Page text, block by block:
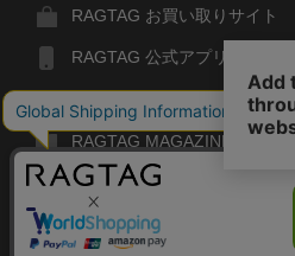
RAGTAG お買い取りサイト
RAGTAG 公式アプリ
RAGTAG MEMBER'S CARD
RAGTAG MAGAZINE
RAGTAG Global